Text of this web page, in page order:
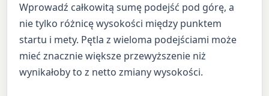
Wprowadź całkowitą sumę podejść pod górę, a
nie tylko różnicę wysokości między punktem
startu i mety. Pętla z wieloma podejściami może
mieć znacznie większe przewyższenie niż
wynikałoby to z netto zmiany wysokości.